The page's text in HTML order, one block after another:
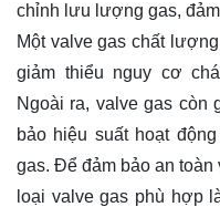
chỉnh lưu lượng gas,
Một valve gas chất
giảm thiểu nguy cơ
Ngoài ra, valve gas còn
bảo hiệu suất hoạt
gas. Để đảm bảo an
loại valve gas phù hợp